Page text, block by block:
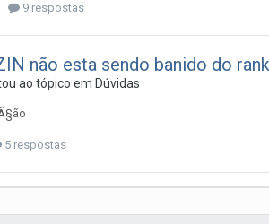
9 respostas
não esta sendo banido do
ao tópico em Dúvidas
5 respostas